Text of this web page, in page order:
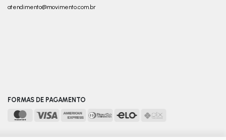
atendimento@movimento.com.br
FORMAS DE PAGAMENTO